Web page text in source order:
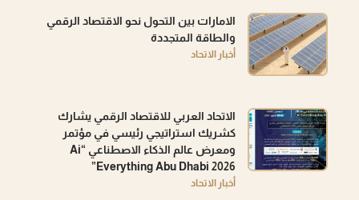
الامارات بين التحول نحو الاقتصاد الرقمي
والطاقة المتجددة
أخبار الاتحاد
الاتحاد العربي للاقتصاد الرقمي يشارك
كشريك استراتيجي رئيسي في مؤتمر
ومعرض عالم الذكاء الاصطناعي “Ai
Everything Abu Dhabi 2026”
أخبار الاتحاد